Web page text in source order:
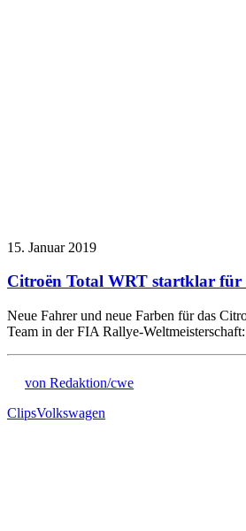
15. Januar 2019
Citroën Total WRT startklar für
Neue Fahrer und neue Farben für das
Team in der FIA Rallye-
von Redaktion/cwe
ClipsVolkswagen